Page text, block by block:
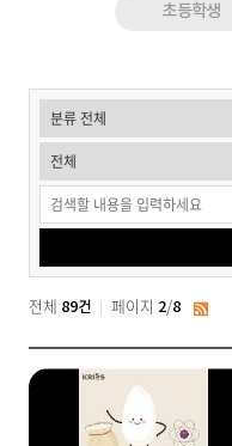
초등학생
게
시
물
검
전체 89건 페이지 2/8